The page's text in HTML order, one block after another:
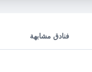
فنادق مشابهة